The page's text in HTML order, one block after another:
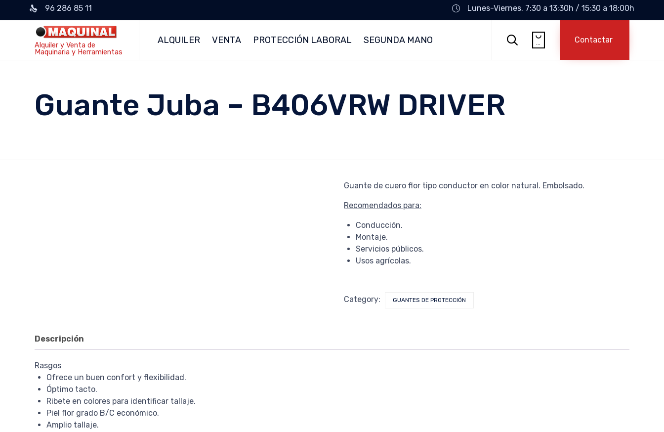
96 286 85 11 Lunes-Viernes. 7:30 a 13:30h / 15:30 a 18:00h
Alquiler y Venta de
Maquinaria y Herramientas
ALQUILER VENTA PROTECCIÓN LABORAL SEGUNDA MANO  
... Contactar
Guante Juba – B406VRW DRIVER
Guante de cuero flor tipo conductor en color natural. Embolsado.
Recomendados para:
Conducción.
Montaje.
Servicios públicos.
Usos agrícolas.
Category: GUANTES DE PROTECCIÓN
Descripción
Rasgos
Ofrece un buen confort y flexibilidad.
Óptimo tacto.
Ribete en colores para identificar tallaje.
Piel flor grado B/C económico.
Amplio tallaje.